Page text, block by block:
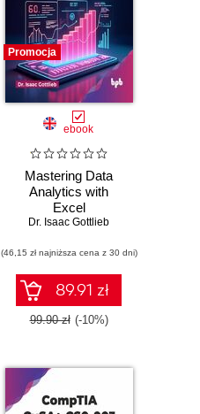
Dr. Sachin Kaushal,
Promocja
ebook
Mastering Data
Analytics with
Excel
Dr. Isaac Gottlieb
(46,15 zł najniższa cena z 30 dni)
89.91 zł
99.90 zł (-10%)